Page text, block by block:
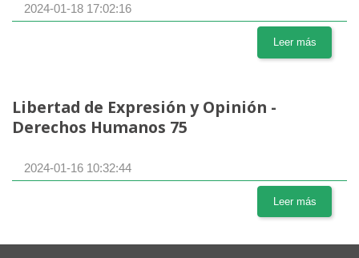
2024-01-18 17:02:16
Leer más
Libertad de Expresión y Opinión -
Derechos Humanos 75
2024-01-16 10:32:44
Leer más